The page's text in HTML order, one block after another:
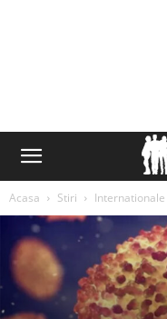
Acasa Stiri Internationale